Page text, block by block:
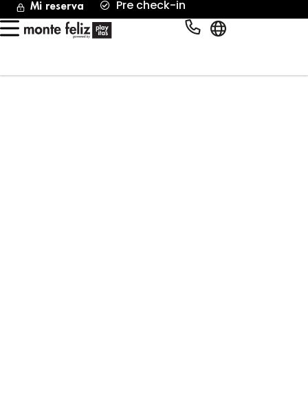
Mi reserva
Pre check-in
Español
Rinde al máximo,
recupérate al